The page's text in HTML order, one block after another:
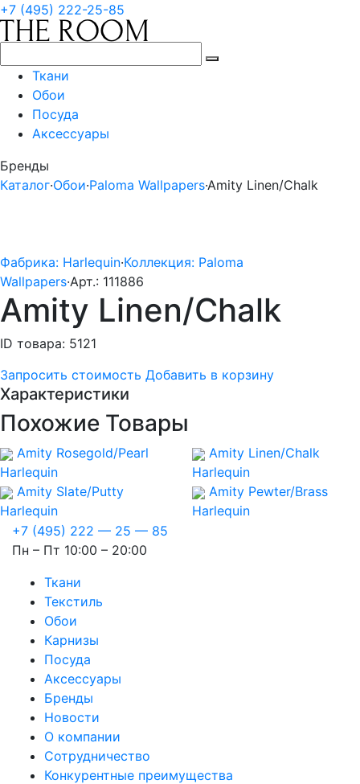
+7 (495) 222-25-85
Ткани
Обои
Посуда
Аксессуары
Бренды
Каталог·Обои·Paloma Wallpapers·Amity Linen/Chalk
Фабрика: Harlequin·Коллекция: Paloma
Wallpapers·Арт.: 111886
Amity Linen/Chalk
ID товара: 5121
Запросить стоимость Добавить в корзину
Характеристики
Похожие Товары
Amity Rosegold/Pearl
Harlequin
Amity Linen/Chalk
Harlequin
Amity Slate/Putty
Harlequin
Amity Pewter/Brass
Harlequin
+7 (495) 222 — 25 — 85
Пн – Пт 10:00 – 20:00
Ткани
Текстиль
Обои
Карнизы
Посуда
Аксессуары
Бренды
Новости
О компании
Сотрудничество
Конкурентные преимущества